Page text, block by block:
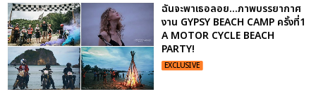
ฉันจะพาเธอลอย...ภาพบรรยากาศ
งาน GYPSY BEACH CAMP ครั้งที่1
A MOTOR CYCLE BEACH
PARTY!
EXCLUSIVE